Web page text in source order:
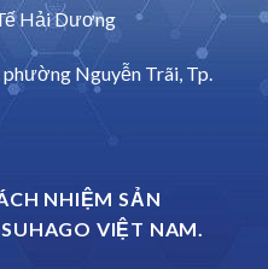
Hải Dương
phường Nguyễn Trãi, Tp.
NHIỆM SẢN
VIỆT NAM.